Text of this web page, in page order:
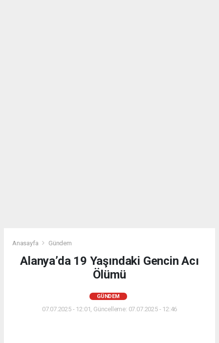
Anasayfa Gündem
Alanya’da 19 Yaşındaki Gencin Acı
Ölümü
GÜNDEM
07.07.2025 - 12:01, Güncelleme: 07.07.2025 - 12:46